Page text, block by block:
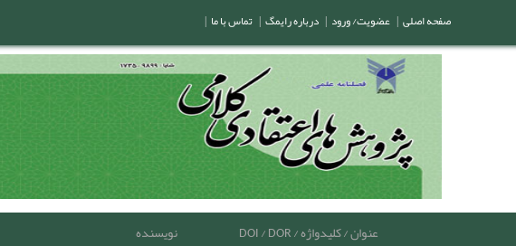
عنوان / کلیدواژه / DOI / DOR نویسنده
صفحه اصلی | عضویت/ ورود | درباره رایمگ | تماس با ما |